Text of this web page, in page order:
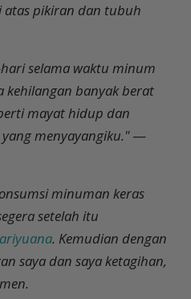
pikiran dan tubuh
selama waktu minum
kehilangan banyak berat
mayat hidup dan
menyayangiku."—
minuman keras
setelah itu
. Kemudian dengan
saya dan saya ketagihan,